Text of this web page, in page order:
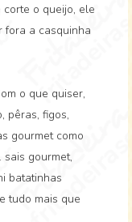
o queijo, ele
fora a casquinha
o que quiser,
pêras, figos,
gourmet como
sais gourmet,
batatinhas
tudo mais que